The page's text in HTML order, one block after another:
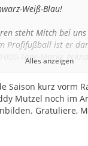
Weiß-Blau!
steht Mitch bei
Profifußball ist er
Tage-Marke
eine besondere Zeit:
Alles anzeigen
Saison kurz vorm
Mutzel noch im
Gratuliere,